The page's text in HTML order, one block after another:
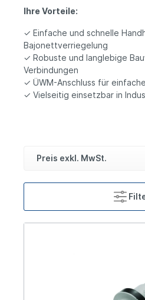
Ihre Vorteile:
✓ Einfache und schnelle
Bajonettverriegelung
✓ Robuste und langlebige
Verbindungen
✓ ÜWM-Anschluss für
✓ Vielseitig einsetzbar in
Preis exkl. MwSt.